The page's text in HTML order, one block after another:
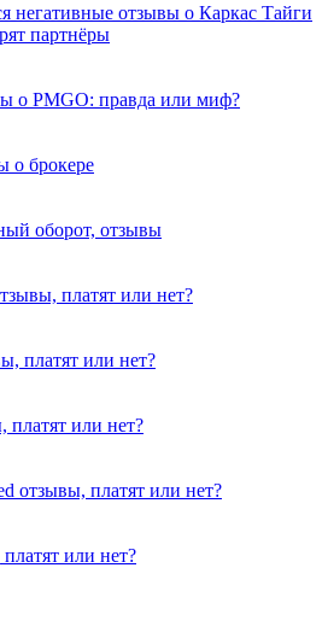
негативные отзывы о Каркас Тайги
партнёры
о PMGO: правда или миф?
о брокере
оборот, отзывы
платят или нет?
платят или нет?
платят или нет?
отзывы, платят или нет?
или нет?